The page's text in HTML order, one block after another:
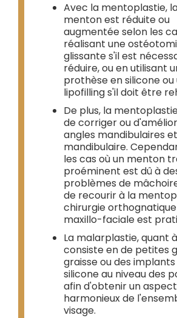
Avec la mentoplastie,
menton est réduite ou
augmentée selon les
réalisant une
glissante s'il est
réduire, ou en utilisant
prothèse en silicone ou
lipofilling s'il doit être
De plus, la
de corriger ou
angles mandibulaires
mandibulaire.
les cas où un menton
proéminent est dû à
problèmes de
de recourir à la
chirurgie
maxillo-faciale est
La malarplastie, quant
consiste en de petites
graisse ou des
silicone au niveau des
afin d'obtenir un
harmonieux de
visage.